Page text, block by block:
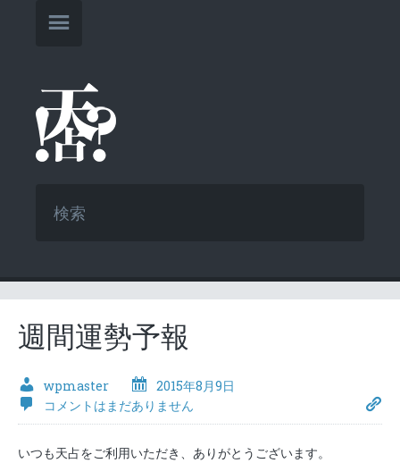
週間運勢予報
wpmaster
2015年8月9日
コメントはまだありません
いつも天占をご利用いただき、ありがとうございます。